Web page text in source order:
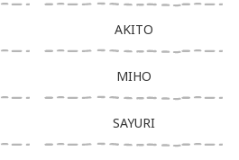
AKITO
MIHO
SAYURI